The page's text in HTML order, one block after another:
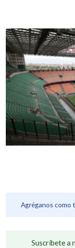
Agréganos como
Suscríbete a